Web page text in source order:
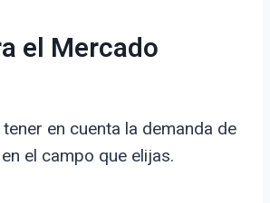
el Mercado
en cuenta la demanda de
el campo que elijas.